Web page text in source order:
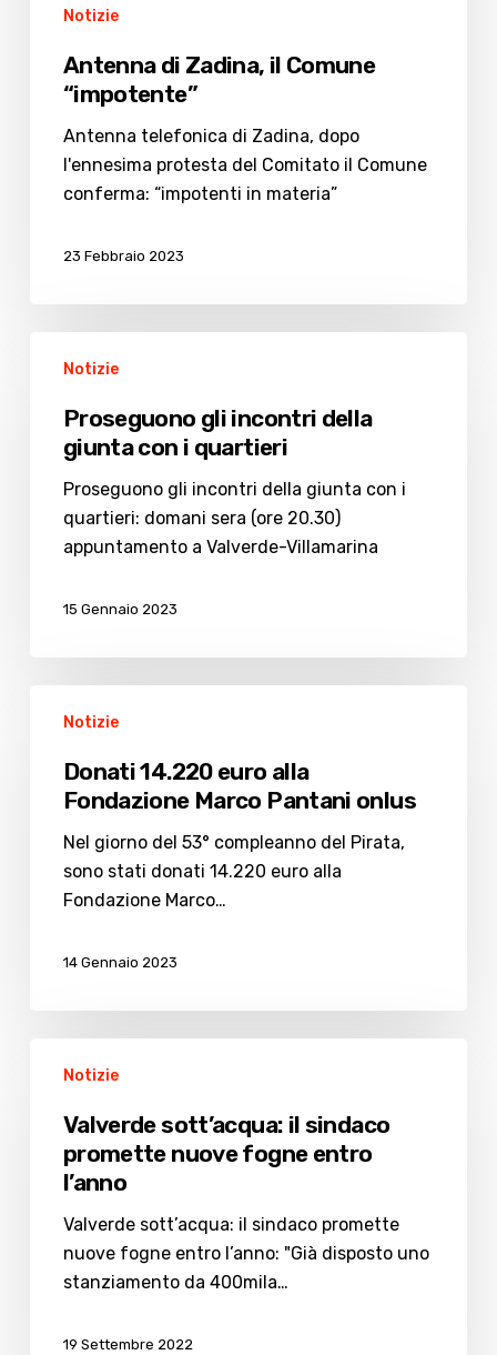
Notizie
Antenna di Zadina, il Comune
“impotente”
Antenna telefonica di Zadina, dopo
l'ennesima protesta del Comitato il Comune
conferma: “impotenti in materia”
23 Febbraio 2023
della
giunta
quartieri
Notizie
Proseguono gli incontri della
giunta con i quartieri
Proseguono gli incontri della giunta con i
quartieri: domani sera (ore 20.30)
appuntamento a Valverde-Villamarina
15 Gennaio 2023
14.220
Fondazione
Marco
Pantani
onlus
Notizie
Donati 14.220 euro alla
Fondazione Marco Pantani onlus
Nel giorno del 53° compleanno del Pirata,
sono stati donati 14.220 euro alla
Fondazione Marco…
14 Gennaio 2023
sott’acqua:
sindaco
promette
nuove
fogne
entro
l’anno
Notizie
Valverde sott’acqua: il sindaco
promette nuove fogne entro
l’anno
Valverde sott’acqua: il sindaco promette
nuove fogne entro l’anno: "Già disposto uno
stanziamento da 400mila…
19 Settembre 2022